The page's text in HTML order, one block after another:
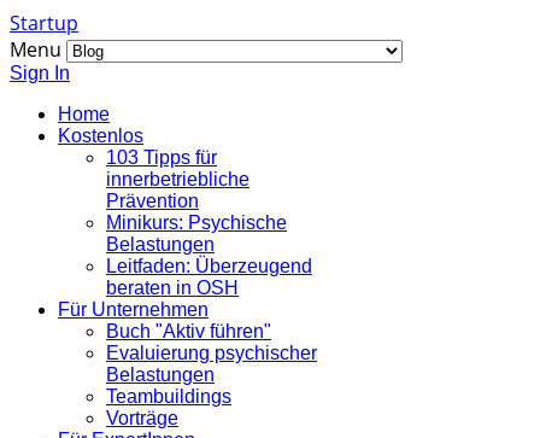
Startup
Menu
Sign In
Home
Kostenlos
103 Tipps für
innerbetriebliche
Prävention
Minikurs: Psychische
Belastungen
Leitfaden: Überzeugend
beraten in OSH
Für Unternehmen
Buch "Aktiv führen"
Evaluierung psychischer
Belastungen
Teambuildings
Vorträge